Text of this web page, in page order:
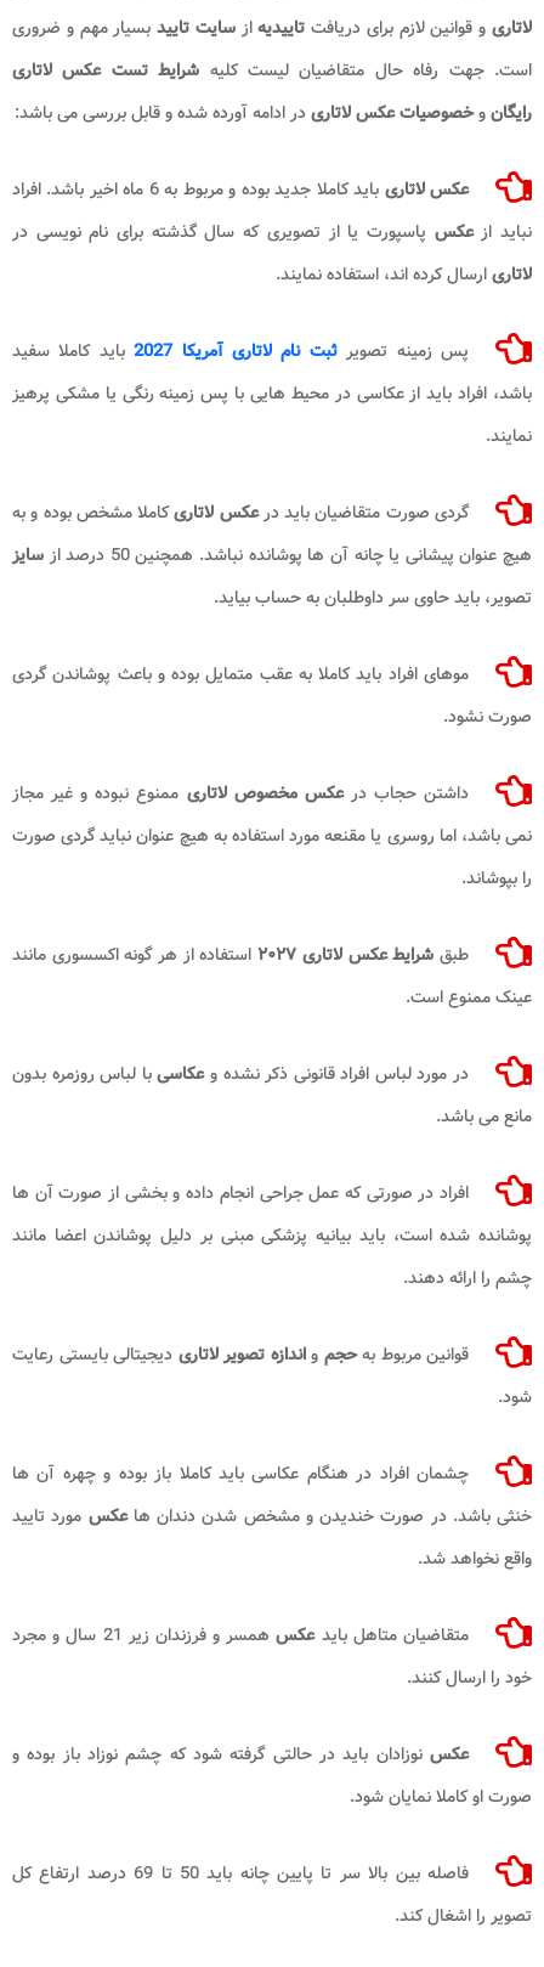
لاتاریو قوانین لازم برای دریافت تاییدیهازسایت تاییدبسیار مهم و ضروری
است. جهت رفاه حال متقاضیان لیست کلیه شرایط تست عکس لاتاری
رایگانوخصوصیات عکس لاتاریدر ادامه آورده شده و قابل بررسی می باشد:
عکس لاتاری
باید کاملا جدید بوده و مربوط به 6 ماه اخیر باشد. افراد
نباید ازعکس پاسپورت یا از تصویری که سال گذشته برای نام نویسی در
لاتاریارسال کرده اند، استفاده نمایند.
پس زمینه تصویرثبت نام لاتاریآمریکا 2027
باید کاملا سفید
باشد، افراد باید از عکاسی در محیط هایی با پس زمینه رنگی یا مشکی پرهیز
نمایند.
گردی صورت متقاضیان باید درعکس لاتاریکاملا مشخص بوده و به
هیچ عنوان پیشانی یا چانه آن ها پوشانده نباشد. همچنین 50 درصد از
سایز
تصویر، باید حاوی سر داوطلبان به حساب بیاید.
موهای افراد باید کاملا به عقب متمایل بوده و باعث پوشاندن گردی
صورت نشود.
داشتن حجاب درعکس مخصوص لاتاری ممنوع نبوده و غیر مجاز
نمی باشد، اما روسری یا مقنعه مورد استفاده به هیچ عنوان نباید گردی صورت
را بپوشاند.
طبق شرایط عکس لاتاری ۲۰۲۷​
استفاده از هر گونه اکسسوری مانند
عینک ممنوع است.
در مورد لباس افراد قانونی ذکر نشده وعکاسیبا لباس روزمره بدون
مانع می باشد.
افراد در صورتی که عمل جراحی انجام داده و بخشی از صورت آن ها
پوشانده شده است، باید بیانیه پزشکی مبنی بر دلیل پوشاندن اعضا مانند
چشم را ارائه دهند.
قوانین مربوط بهحجم واندازه تصویر لاتاری دیجیتالی بایستی رعایت
شود.
چشمان افراد در هنگام عکاسی باید کاملا باز بوده و چهره آن ها
خنثی باشد. در صورت خندیدن و مشخص شدن دندان هاعکس مورد تایید
واقع نخواهد شد.
متقاضیان متاهل بایدعکس
همسر و فرزندان زیر 21 سال و مجرد
خود را ارسال کنند.
عکس نوزادان باید در حالتی گرفته شود که چشم نوزاد باز بوده و
صورت او کاملا نمایان شود.
فاصله بین بالا سر تا پایین چانه باید 50 تا 69 درصد ارتفاع کل
تصویر را اشغال کند.